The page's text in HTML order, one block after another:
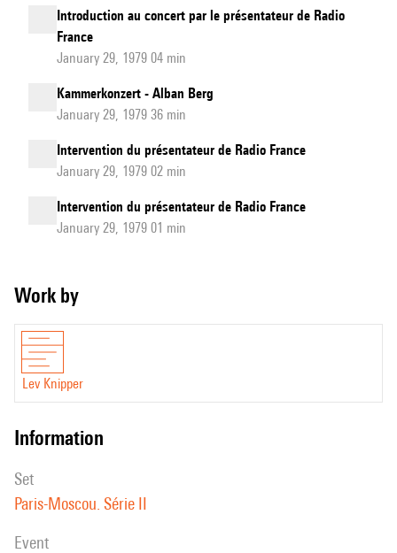
Introduction au concert par le présentateur de Radio
France
January 29, 1979 04 min
Kammerkonzert - Alban Berg
January 29, 1979 36 min
Intervention du présentateur de Radio France
January 29, 1979 02 min
Intervention du présentateur de Radio France
January 29, 1979 01 min
Work by
Lev Knipper
information
set
Paris-Moscou. Série II
event